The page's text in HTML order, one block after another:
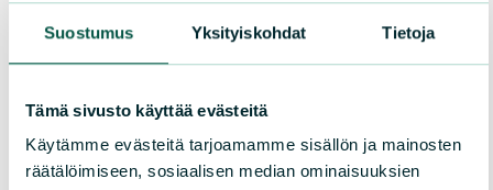
Suostumus Yksityiskohdat Tietoja
Tämä sivusto käyttää evästeitä
Käytämme evästeitä tarjoamamme sisällön ja mainosten
räätälöimiseen, sosiaalisen median ominaisuuksien
Lue lisää